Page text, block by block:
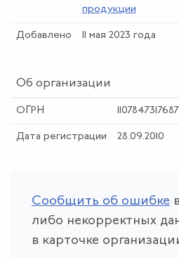
продукции
Добавлено 11 мая 2023 года
Об организации
ОГРН 1107847317687
Дата регистрации 28.09.2010
Сообщить об ошибке
либо некорректных
в карточке